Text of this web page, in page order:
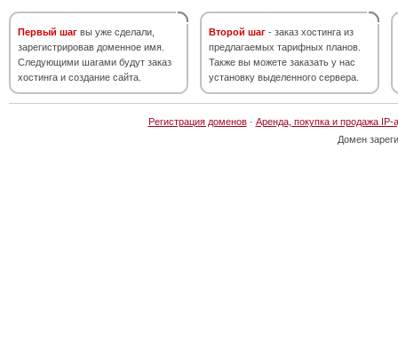
Первый шаг вы уже сделали,
зарегистрировав доменное имя.
Следующими шагами будут заказ
хостинга и создание сайта.
Второй шаг - заказ хостинга из
предлагаемых тарифных планов.
Также вы можете заказать у нас
установку выделенного сервера.
Регистрация доменов· Аренда, покупка и продажа IP-
Домен